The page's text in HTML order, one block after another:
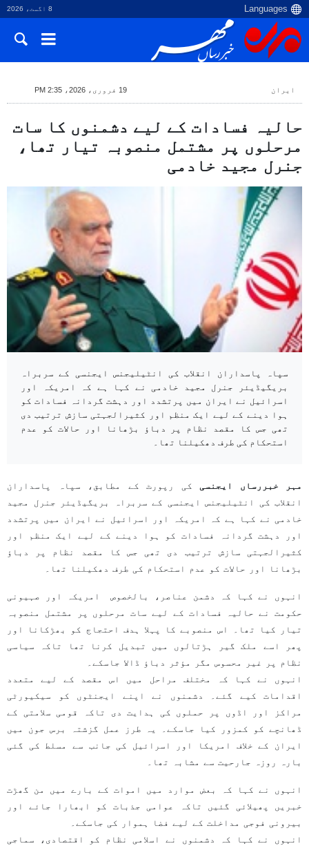
8 اگست، 2026
ایران 19 فروری، 2026، 2:35 PM
حالیہ فسادات کے لیے دشمنوں کا سات
مرحلوں پر مشتمل منصوبہ تیار تھا،
جنرل مجید خادمی
سپاہ پاسداران انقلاب کی انٹیلیجنس ایجنسی کے سربراہ
بریگیڈیئر جنرل مجید خادمی نے کہا ہے کہ امریکہ اور
اسرائیل نے ایران میں پرتشدد اور دہشت گردانہ فسادات کو
ہوا دینے کے لیے ایک منظم اور کثیرالجہتی سازش ترتیب دی
تھی جس کا مقصد نظام پر دباؤ بڑھانا اور حالات کو عدم
استحکام کی طرف دھکیلنا تھا۔
مہر خبررساں ایجنسی کی رپورٹ کے مطابق، سپاہ پاسداران
انقلاب کی انٹیلیجنس ایجنسی کے سربراہ بریگیڈیئر جنرل مجید
خادمی نے کہا ہے کہ امریکہ اور اسرائیل نے ایران میں پرتشدد
اور دہشت گردانہ فسادات کو ہوا دینے کے لیے ایک منظم اور
کثیرالجہتی سازش ترتیب دی تھی جس کا مقصد نظام پر دباؤ
بڑھانا اور حالات کو عدم استحکام کی طرف دھکیلنا تھا۔
انہوں نے کہا کہ دشمن عناصر، بالخصوص امریکہ اور صہیونی
حکومت نے حالیہ فسادات کے لیے سات مرحلوں پر مشتمل منصوبہ
تیار کیا تھا۔ اس منصوبے کا پہلا ہدف احتجاج کو بھڑکانا اور
پھر اسے ملک گیر ہڑتالوں میں تبدیل کرنا تھا تاکہ سیاسی
نظام پر غیر محسوس مگر مؤثر دباؤ ڈالا جاسکے۔
انہوں نے کہا کہ مختلف مراحل میں اس مقصد کے لیے متعدد
اقدامات کیے گئے۔ دشمنوں نے اپنے ایجنٹوں کو سیکیورٹی
مراکز اور اڈوں پر حملوں کی ہدایت دی تاکہ قومی سلامتی کے
ڈھانچے کو کمزور کیا جاسکے۔ یہ طرز عمل گزشتہ برس جون میں
ایران کے خلاف امریکا اور اسرائیل کی جانب سے مسلط کی گئی
بارہ روزہ جارحیت سے مشابہ تھا۔
انہوں نے کہا کہ بعض موارد میں اموات کے بارے میں من گھڑت
خبریں پھیلائی گئیں تاکہ عوامی جذبات کو ابھارا جائے اور
بیرونی فوجی مداخلت کے لیے فضا ہموار کی جاسکے۔
انہوں نے کہا کہ دشمنوں نے اسلامی نظام کو اقتصادی، سماجی